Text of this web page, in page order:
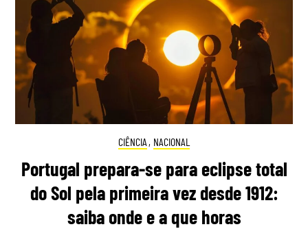
CIÊNCIA , NACIONAL
Portugal prepara-se para eclipse total
do Sol pela primeira vez desde 1912:
saiba onde e a que horas